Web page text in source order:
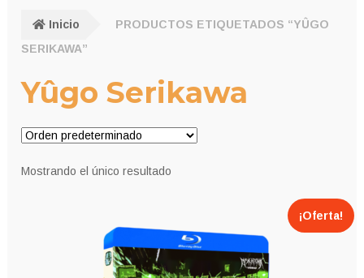
Inicio
PRODUCTOS ETIQUETADOS “YÛGO
SERIKAWA”
Yûgo Serikawa
Mostrando el único resultado
¡Oferta!